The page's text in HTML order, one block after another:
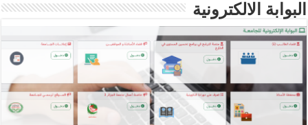
البوابة الالكترونية